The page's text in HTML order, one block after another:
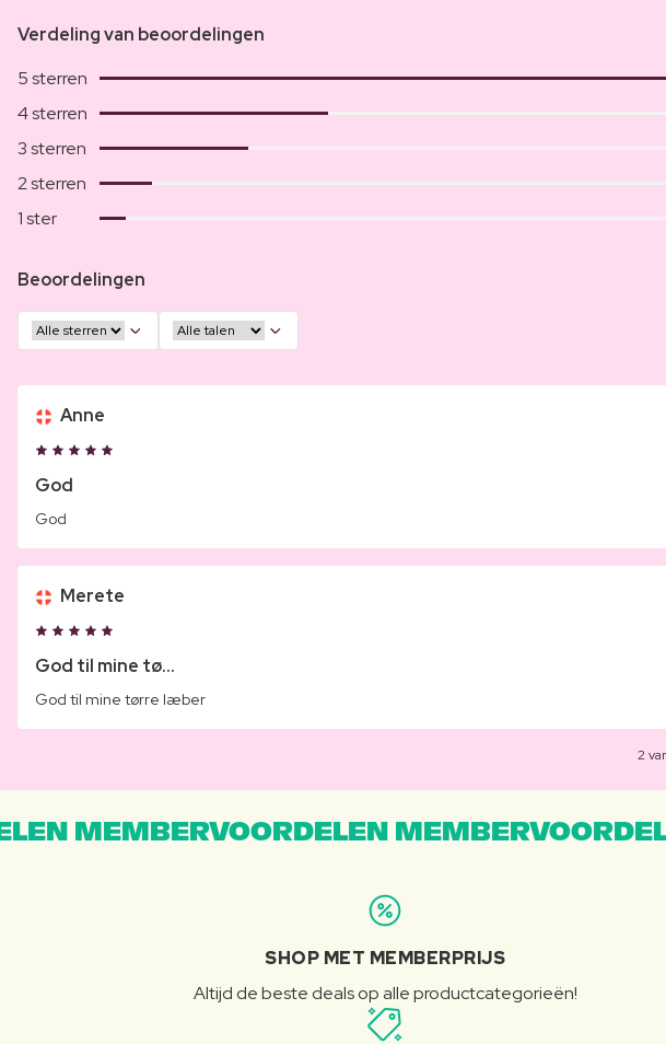
Verdeling van beoordelingen
5 sterren
4 sterren
3 sterren
2 sterren
1 ster
Beoordelingen
Anne
God
God
Merete
God til mine tø...
God til mine tørre læber
2
MEMBERVOORDELEN
SHOP MET MEMBERPRIJS
Altijd de beste deals op alle productcategorieën!